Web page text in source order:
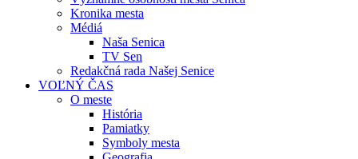
Kronika mesta
Médiá
Naša Senica
TV Sen
Redakčná rada Našej Senice
VOĽNÝ ČAS
O meste
História
Pamiatky
Symboly mesta